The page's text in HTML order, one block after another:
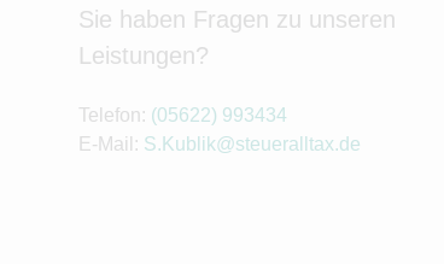
Sie haben Fragen zu unseren
Leistungen?
Telefon: (05622) 993434
E-Mail: S.Kublik@steueralltax.de